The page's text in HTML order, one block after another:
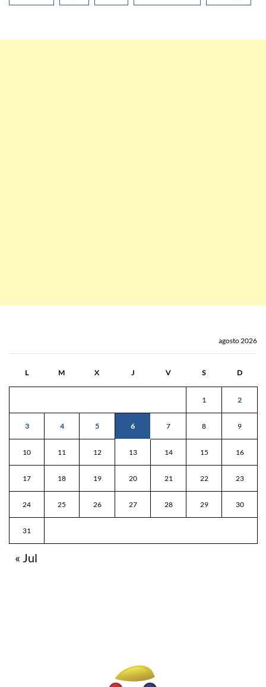
agosto 2026
L M X J V S D
1 2
3 4 5 6 7 8 9
10 11 12 13 14 15 16
17 18 19 20 21 22 23
24 25 26 27 28 29 30
31
« Jul